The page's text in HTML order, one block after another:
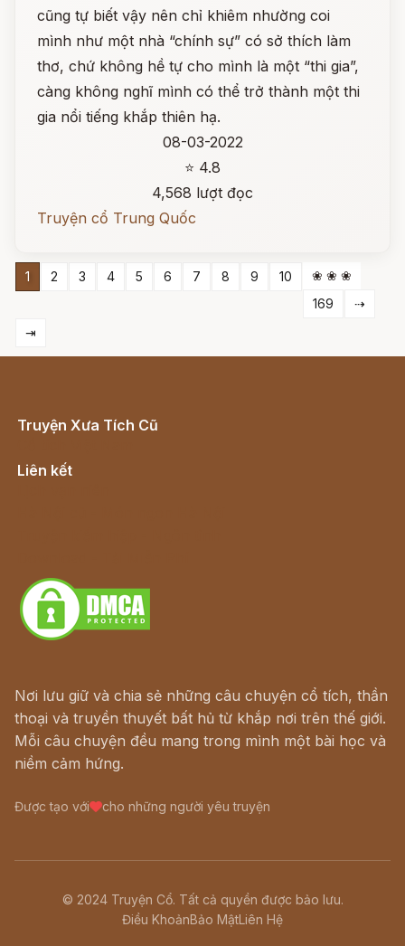
cũng tự biết vậy nên chỉ khiêm nhường coi
mình như một nhà “chính sự” có sở thích làm
thơ, chứ không hề tự cho mình là một “thi gia”,
càng không nghĩ mình có thể trở thành một thi
gia nổi tiếng khắp thiên hạ.
08-03-2022
⭐ 4.8
4,568 lượt đọc
Truyện cổ Trung Quốc
1 2 3 4 5 6 7 8 9 10
❀ ❀ ❀
169
⇢
⇥
Truyện Xưa Tích Cũ
Liên kết
Nơi lưu giữ và chia sẻ những câu chuyện cổ tích, thần
thoại và truyền thuyết bất hủ từ khắp nơi trên thế giới.
Mỗi câu chuyện đều mang trong mình một bài học và
niềm cảm hứng.
Được tạo với cho những người yêu truyện
© 2024 Truyện Cổ. Tất cả quyền được bảo lưu.
Điều KhoảnBảo MậtLiên Hệ